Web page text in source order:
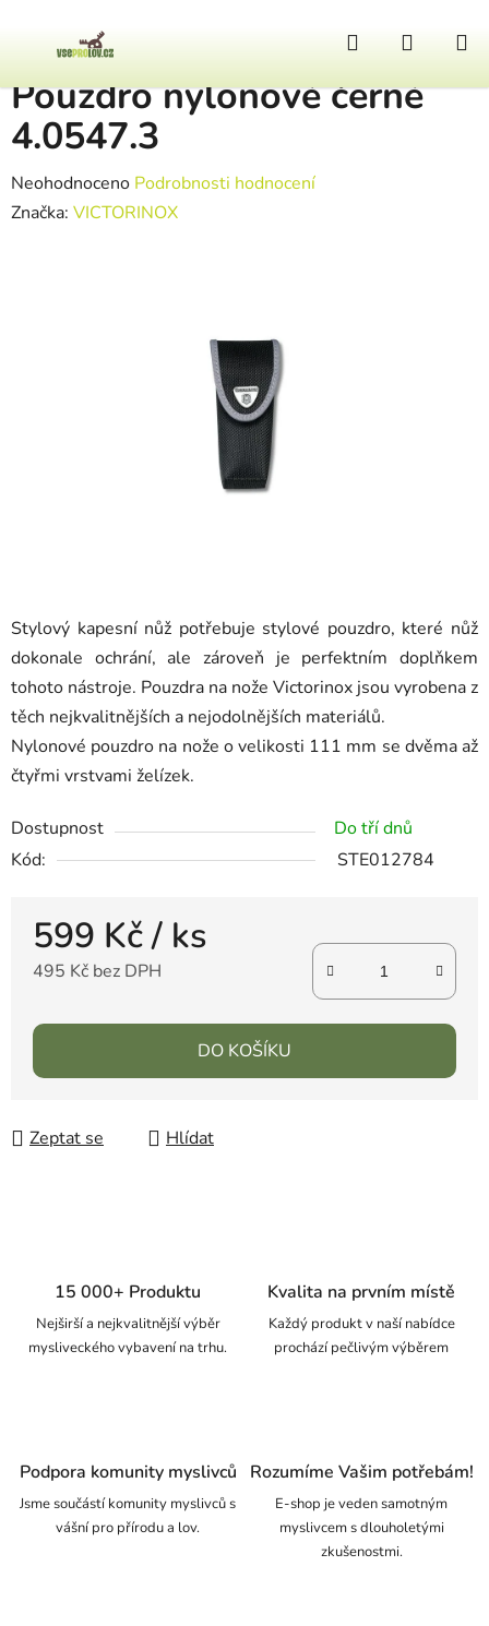
Hledat
Domů
Stylový kapesní nůž potřebuje stylové pouzdro, které nůž
dokonale ochrání, ale zároveň je perfektním doplňkem
tohoto nástroje. Pouzdra na nože Victorinox jsou vyrobena z
těch nejkvalitnějších a nejodolnějších materiálů.
Nylonové pouzdro na nože o velikosti 111 mm se dvěma až
čtyřmi vrstvami želízek.
Dostupnost
Do tří dnů
Kód:
STE012784
599 Kč/ ks
495 Kč bez DPH
DO KOŠÍKU
Zeptat se Hlídat
Pouzdro nylonové černé
4.0547.3
Průměrné hodnocení produktu je 0,0 z 5 hvězdiček.
Neohodnoceno Podrobnosti hodnocení
Značka: VICTORINOX
15 000+ Produktu
Nejširší a nejkvalitnější výběr
mysliveckého vybavení na trhu.
Kvalita na prvním místě
Každý produkt v naší nabídce
prochází pečlivým výběrem
Podpora komunity myslivců
Jsme součástí komunity myslivců s
vášní pro přírodu a lov.
Rozumíme Vašim potřebám!
E-shop je veden samotným
myslivcem s dlouholetými
zkušenostmi.